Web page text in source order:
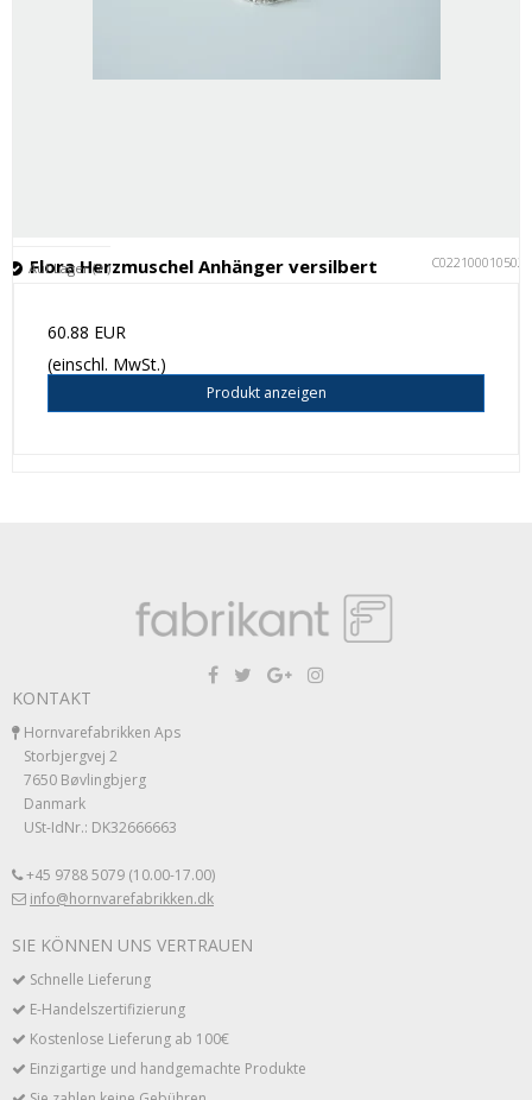
Flora Herzmuschel Anhänger versilbert C022100010502
Auf Lager (2 )
60.88 EUR
(einschl. MwSt.)
Produkt anzeigen
KONTAKT
Hornvarefabrikken Aps
Storbjergvej 2
7650 Bøvlingbjerg
Danmark
USt-IdNr.: DK32666663
+45 9788 5079 (10.00-17.00)
info@hornvarefabrikken.dk
SIE KÖNNEN UNS VERTRAUEN
Schnelle Lieferung
E-Handelszertifizierung
Kostenlose Lieferung ab 100€
Einzigartige und handgemachte Produkte